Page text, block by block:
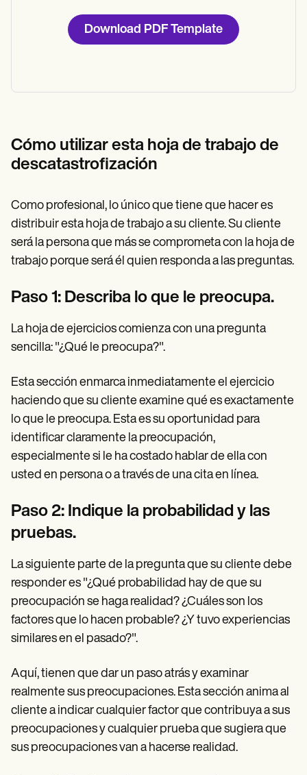
Download PDF Template
Cómo utilizar esta hoja de trabajo de
descatastrofización
Como profesional, lo único que tiene que hacer es
distribuir esta hoja de trabajo a su cliente. Su cliente
será la persona que más se comprometa con la hoja de
trabajo porque será él quien responda a las preguntas.
Paso 1: Describa lo que le preocupa.
La hoja de ejercicios comienza con una pregunta
sencilla: "¿Qué le preocupa?".
Esta sección enmarca inmediatamente el ejercicio
haciendo que su cliente examine qué es exactamente
lo que le preocupa. Esta es su oportunidad para
identificar claramente la preocupación,
especialmente si le ha costado hablar de ella con
usted en persona o a través de una cita en línea.
Paso 2: Indique la probabilidad y las
pruebas.
La siguiente parte de la pregunta que su cliente debe
responder es "¿Qué probabilidad hay de que su
preocupación se haga realidad? ¿Cuáles son los
factores que lo hacen probable? ¿Y tuvo experiencias
similares en el pasado?".
Aquí, tienen que dar un paso atrás y examinar
realmente sus preocupaciones. Esta sección anima al
cliente a indicar cualquier factor que contribuya a sus
preocupaciones y cualquier prueba que sugiera que
sus preocupaciones van a hacerse realidad.